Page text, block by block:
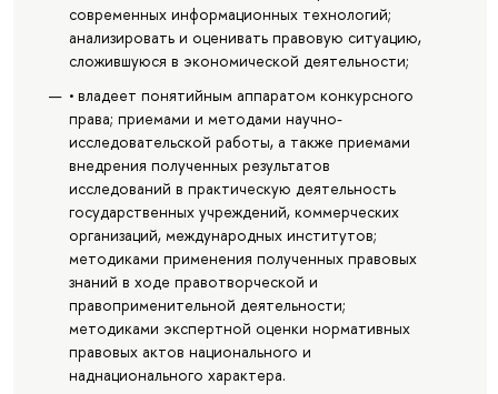
современных информационных технологий;
анализировать и оценивать правовую ситуацию,
сложившуюся в экономической деятельности;
• владеет понятийным аппаратом конкурсного
права; приемами и методами научно-
исследовательской работы, а также приемами
внедрения полученных результатов
исследований в практическую деятельность
государственных учреждений, коммерческих
организаций, международных институтов;
методиками применения полученных правовых
знаний в ходе правотворческой и
правоприменительной деятельности;
методиками экспертной оценки нормативных
правовых актов национального и
наднационального характера.